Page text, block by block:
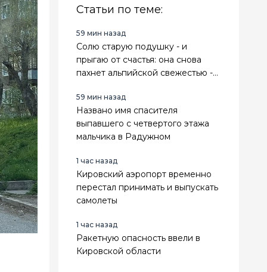
Статьи по теме:
59 мин назад
Солю старую подушку - и
прыгаю от счастья: она снова
пахнет альпийской свежестью -
без стирки
59 мин назад
Названо имя спасителя
выпавшего с четвертого этажа
мальчика в Радужном
1 час назад
Кировский аэропорт временно
перестал принимать и выпускать
самолеты
1 час назад
Ракетную опасность ввели в
Кировской области